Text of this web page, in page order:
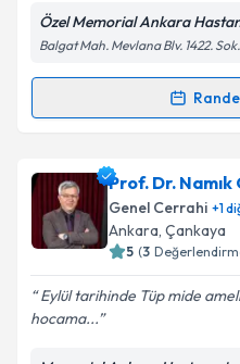
kapsamda
Takvim
Özel Memorial Ankara
Balgat Mah. Mevlana Blv. 1422.
Randevu Takvimi
Prof. Dr. Bülent
oluşturun. Size bu
takvim
Prof. Dr. Namık
Genel Cerrahi +1
Ankara, Çankaya
5 (3
Eylül tarihinde Tüp mide
hocama...